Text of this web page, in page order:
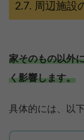
周辺施設
家そのもの以外
く影響します。
具体的には、以